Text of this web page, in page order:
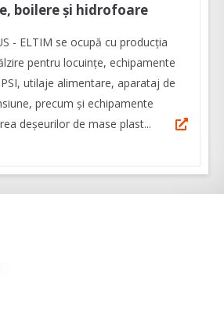
boilere și hidrofoare
- ELTIM se ocupă cu producția
pentru locuințe, echipamente
utilaje alimentare, aparataj de
precum şi echipamente
deşeurilor de mase plast...